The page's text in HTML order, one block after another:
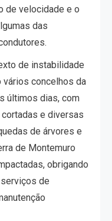
de velocidade e o
das
de instabilidade
concelhos da
últimos dias, com
e diversas
de árvores e
de Montemuro
obrigando
de